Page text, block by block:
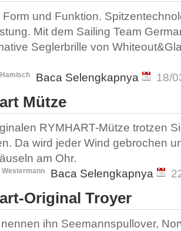
Form und Funktion.
Mit dem Sailing Team
Seglerbrille von
Baca Selengkapnya
18/
Mütze
RYMHART-Mütze trotzen
Da wird jeder Wind gebrochen
am Ohr.
Baca Selengkapnya
Westermann
Original Troyer
ihn Seemannspullover,